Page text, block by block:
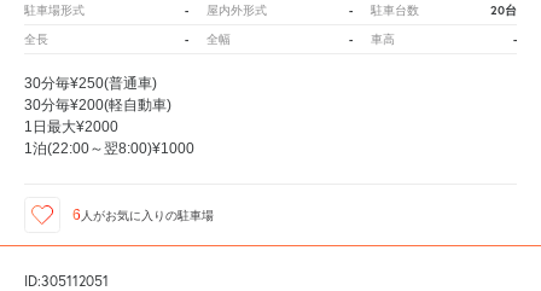
駐車場形式 - 屋内外形式 - 駐車台数 20台
全長 - 全幅 - 車高 -
30分毎¥250(普通車)
30分毎¥200(軽自動車)
1日最大¥2000
1泊(22:00～翌8:00)¥1000
6 人がお気に入りの駐車場
ID:305112051